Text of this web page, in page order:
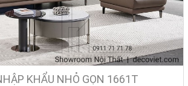
KHẨU NHỎ GỌN 1661T